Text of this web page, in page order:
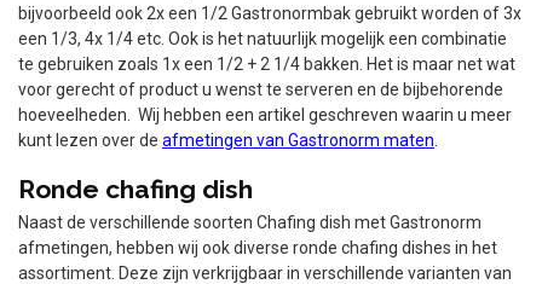
bijvoorbeeld ook 2x een 1/2 Gastronormbak gebruikt worden of 3x
een 1/3, 4x 1/4 etc. Ook is het natuurlijk mogelijk een combinatie
te gebruiken zoals 1x een 1/2 + 2 1/4 bakken. Het is maar net wat
voor gerecht of product u wenst te serveren en de bijbehorende
hoeveelheden. Wij hebben een artikel geschreven waarin u meer
kunt lezen over de afmetingen van Gastronorm maten
Ronde chafing dish
Naast de verschillende soorten Chafing dish met Gastronorm
afmetingen, hebben wij ook diverse ronde chafing dishes in het
assortiment. Deze zijn verkrijgbaar in verschillende varianten van